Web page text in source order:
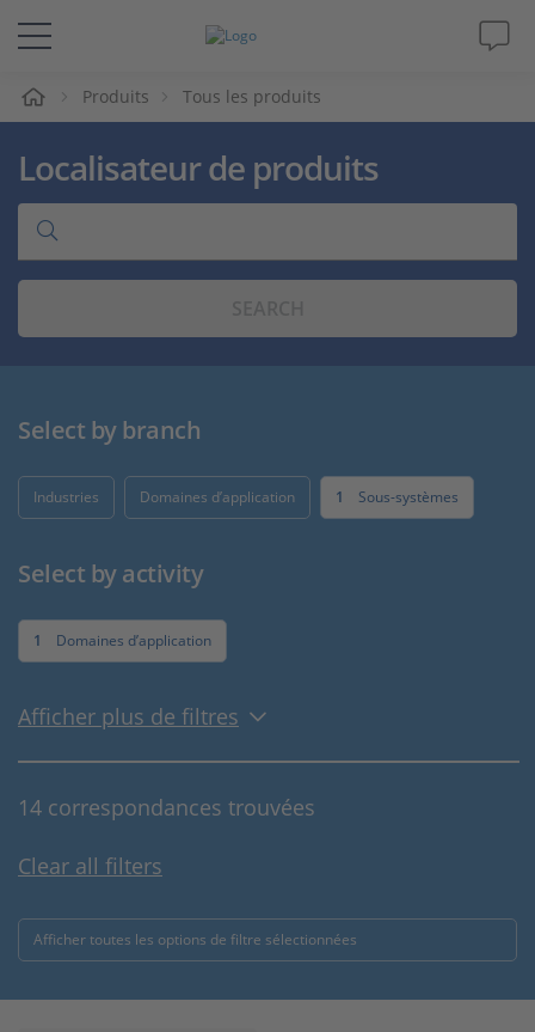
Solutions & Produits
Support
Magazine
Produits Tous les produits
Localisateur de produits
Select by branch
Industries Domaines d’application 1 Sous-systèmes
Select by activity
1 Domaines d’application
Afficher plus de filtres
14 correspondances trouvées
Clear all filters
Afficher toutes les options de filtre sélectionnées